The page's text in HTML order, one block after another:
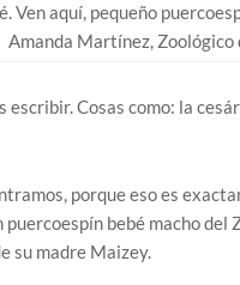
Ven aquí, pequeño
Amanda Martínez, Zoológico
escribir. Cosas como: la
porque eso es
bebé macho del
su madre Maizey.